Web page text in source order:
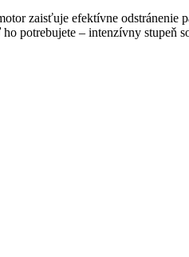
zaisťuje efektívne odstránenie
potrebujete – intenzívny stupeň